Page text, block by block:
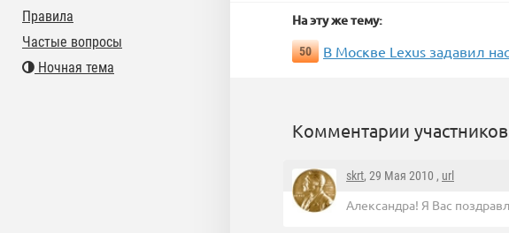
На эту же тему:
50 В Москве Lexus задавил
Комментарии
skrt, 29 Мая 2010 , url
Александра! Я Вас
Правила
Частые вопросы
Ночная тема